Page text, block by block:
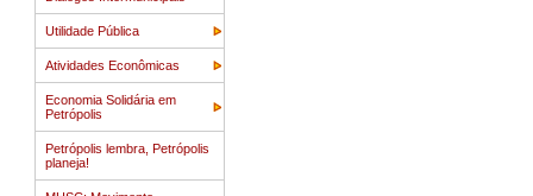
Utilidade Pública
Atividades Econômicas
Economia Solidária em
Petrópolis
Petrópolis lembra, Petrópolis
planeja!